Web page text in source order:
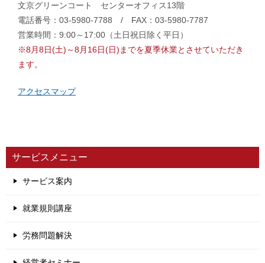
文京グリーンコート センターオフィス13階
電話番号：03-5980-7788 / FAX：03-5980-7787
営業時間：9:00～17:00（土日祝日除く平日）
※8月8日(土)～8月16日(日)までを夏季休業とさせていただき
ます。
アクセスマップ
サービスメニュー
サービス案内
就業規則講座
労務問題解決